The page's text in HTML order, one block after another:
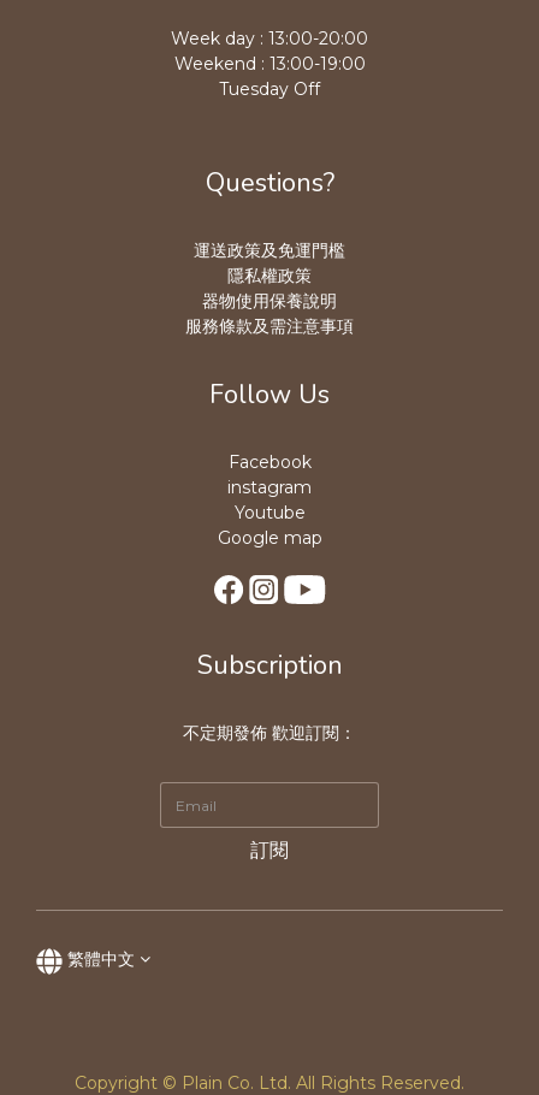
Week day : 13:00-20:00
Weekend : 13:00-19:00
Tuesday Off
Questions?
運送政策及免運門檻
隱私權政策
器物使用保養說明
服務條款及需注意事項
Follow Us
Facebook
instagram
Youtube
Google map
Subscription
不定期發佈 歡迎訂閱：
訂閱
繁體中文
Copyright © Plain Co. Ltd. All Rights Reserved.